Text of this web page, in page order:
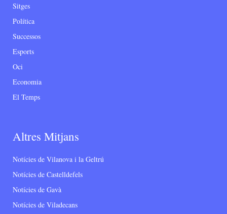
Sitges
Política
Successos
Esports
Oci
Economia
El Temps
Altres Mitjans
Notícies de Vilanova i la Geltrú
Notícies de Castelldefels
Notícies de Gavà
Notícies de Viladecans